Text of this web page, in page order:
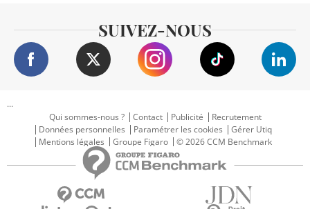
SUIVEZ-NOUS
...
Qui sommes-nous ?
Contact Publicité
Recrutement
Données personnelles
Paramétrer les cookies
Gérer Utiq
Mentions légales
Groupe Figaro © 2026 CCM Benchmark